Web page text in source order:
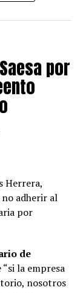
«quemado».
afecta
el
de ansiedad y,
graves
como
endocrinos,
las
de la salud
en
por
Herrera,
adherir al
por
de
la empresa
nosotros